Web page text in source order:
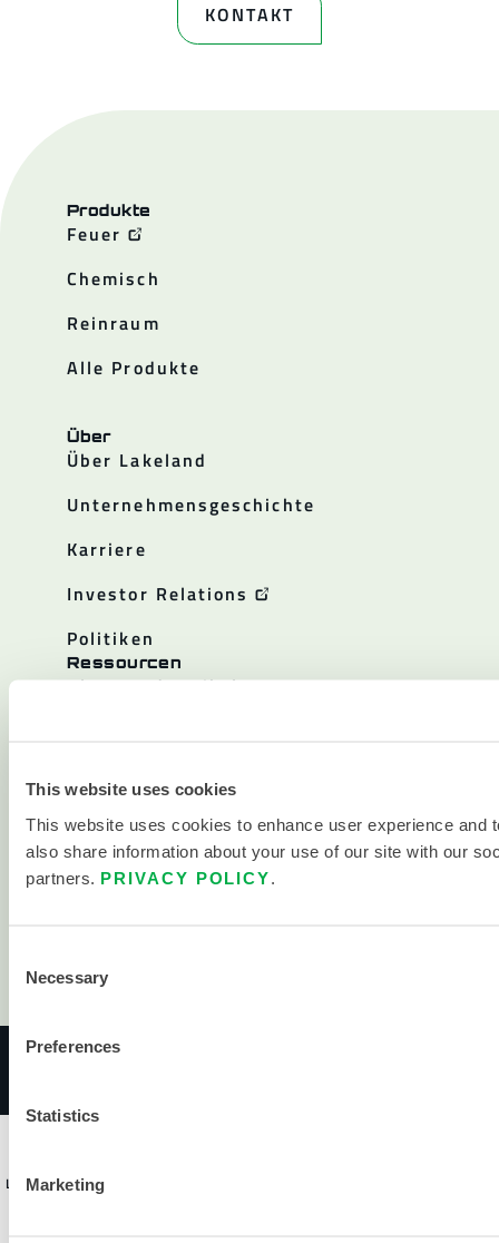
This website uses cookies
This website uses cookies to enhance user experience
also share information about your use of our site with our
partners. PRIVACY POLICY
Selection
Necessary
Preferences
Statistics
Marketing
KONTAKT
Produkte
Feuer
Chemisch
Reinraum
Alle Produkte
Über
Über Lakeland
Unternehmensgeschichte
Karriere
Investor Relations
Politiken
Ressourcen
Blogs und Artikel
Chemische Suche
Kontakt
Kontakt
© 2026 LAKELAND INC. ALLE RECHTE VORBEHALTEN.
LAKELAND INDUSTRIES, INC. WIRD AN DER NASDAQ ALS LAKE